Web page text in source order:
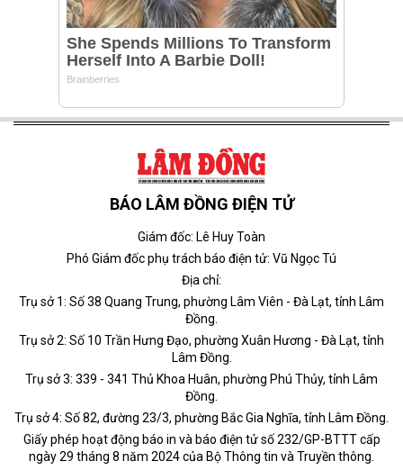
BÁO LÂM ĐỒNG ĐIỆN TỬ
Giám đốc: Lê Huy Toàn
Phó Giám đốc phụ trách báo điện tử: Vũ Ngọc Tú
Địa chỉ:
Trụ sở 1: Số 38 Quang Trung, phường Lâm Viên - Đà Lạt, tỉnh Lâm
Đồng.
Trụ sở 2: Số 10 Trần Hưng Đạo, phường Xuân Hương - Đà Lạt, tỉnh
Lâm Đồng.
Trụ sở 3: 339 - 341 Thủ Khoa Huân, phường Phú Thủy, tỉnh Lâm
Đồng.
Trụ sở 4: Số 82, đường 23/3, phường Bắc Gia Nghĩa, tỉnh Lâm Đồng.
Giấy phép hoạt động báo in và báo điện tử số 232/GP-BTTT cấp
ngày 29 tháng 8 năm 2024 của Bộ Thông tin và Truyền thông.